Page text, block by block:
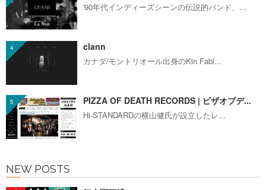
'90年代インディーズシーンの伝説的バンド、...
clann
カナダ/モントリオール出身のKin Fabl...
PIZZA OF DEATH RECORDS | ピザオブデ...
Hi-STANDARDの横山健氏が設立したレ...
NEW POSTS